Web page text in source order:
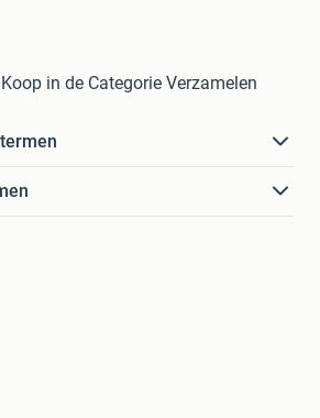
in de Categorie Verzamelen